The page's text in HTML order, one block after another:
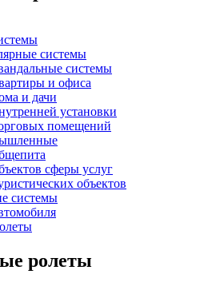
системы
системы
и офиса
и дачи
установки
помещений
сферы услуг
объектов
системы
ролеты